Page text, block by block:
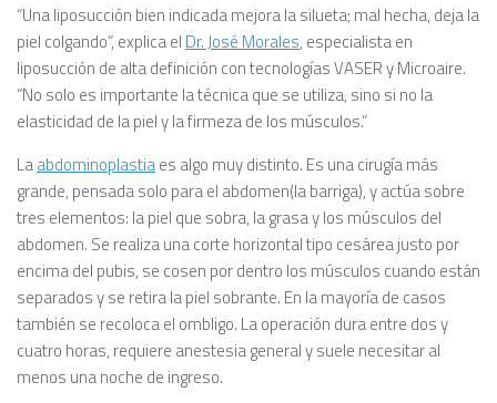
“Una liposucción bien indicada mejora la silueta; mal hecha, deja la
piel colgando”, explica el Dr. José Morales, especialista en
liposucción de alta definición con tecnologías VASER y Microaire.
“No solo es importante la técnica que se utiliza, sino si no la
elasticidad de la piel y la firmeza de los músculos.”
Laabdominoplastiaes algo muy distinto. Es una cirugía más
grande, pensada solo para el abdomen(la barriga), y actúa sobre
tres elementos: la piel que sobra, la grasa y los músculos del
abdomen. Se realiza una corte horizontal tipo cesárea justo por
encima del pubis, se cosen por dentro los músculos cuando están
separados y se retira la piel sobrante. En la mayoría de casos
también se recoloca el ombligo. La operación dura entre dos y
cuatro horas, requiere anestesia general y suele necesitar al
menos una noche de ingreso.